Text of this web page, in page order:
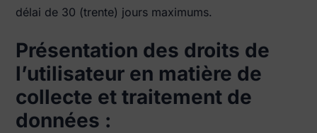
délai de 30 (trente) jours maximums.
Présentation des droits de
l’utilisateur en matière de
collecte et traitement de
données :